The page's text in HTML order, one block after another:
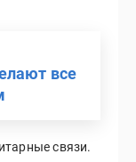
все
связи.